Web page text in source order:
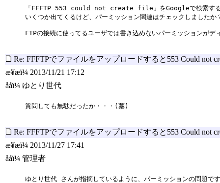
「FFFTP 553 could not create file」をGoogleで検索すると
いくつか出てくるけど、パーミッション関連はチェックしましたか
FTPの接続に使ってるユーザでは書き込めないパーミッションがデ
Re: FFFTPでファイルをアップロードすると553 Could not
æ¥æï¼ 2013/11/21 17:12
ååï¼ ゆとり世代
質問しても無駄だったか・・・(藁)
Re: FFFTPでファイルをアップロードすると553 Could not
æ¥æï¼ 2013/11/27 17:41
ååï¼ 管理者
ゆとり世代 さんが指摘しているように、パーミッションの問題で